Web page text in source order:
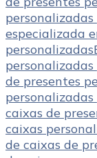
especializada
personalizadas
de presentes
caixas de
caixas
de caixas de